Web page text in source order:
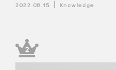
2022.08.15 Knowledge